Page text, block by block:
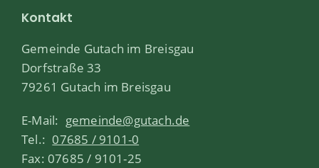
Kontakt
Gemeinde Gutach im Breisgau
Dorfstraße 33
79261 Gutach im Breisgau
E-Mail: gemeinde@gutach.de
Tel.: 07685 / 9101-0
Fax: 07685 / 9101-25